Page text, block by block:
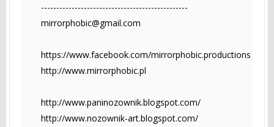
------------------------------------------------
mirrorphobic@gmail.com
https://www.facebook.com/mirrorphobic.productions
http://www.mirrorphobic.pl
http://www.paninozownik.blogspot.com/
http://www.nozownik-art.blogspot.com/